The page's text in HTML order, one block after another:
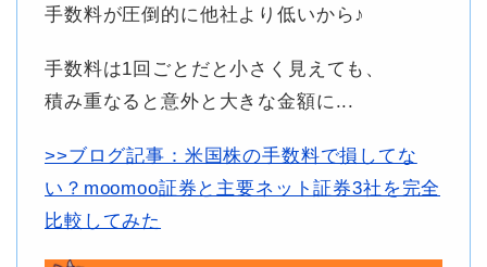
手数料が圧倒的に他社より低いから♪
手数料は1回ごとだと小さく見えても、
積み重なると意外と大きな金額に...
>>ブログ記事：米国株の手数料で損してな
い？moomoo証券と主要ネット証券3社を完全
比較してみた